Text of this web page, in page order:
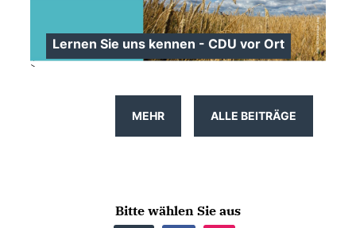
Lernen Sie uns kennen - CDU vor Ort
>
ALLE BEITRÄGE
MEHR
Bitte wählen Sie aus